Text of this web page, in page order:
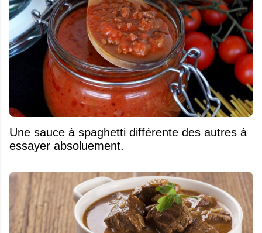
Une sauce à spaghetti différente des autres à
essayer absoluement.